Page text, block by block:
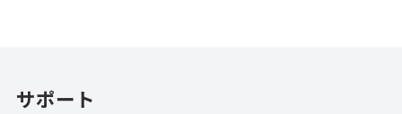
サポート